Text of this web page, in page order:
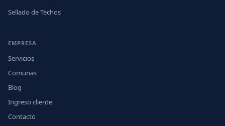
Sellado de Techos
EMPRESA
Servicios
Comunas
Blog
Ingreso cliente
Contacto